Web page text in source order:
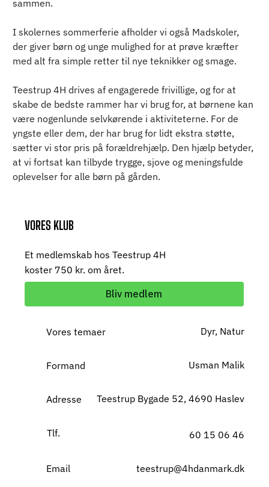
sammen.
I skolernes sommerferie afholder vi også Madskoler,
der giver børn og unge mulighed for at prøve kræfter
med alt fra simple retter til nye teknikker og smage.
Teestrup 4H drives af engagerede frivillige, og for at
skabe de bedste rammer har vi brug for, at børnene kan
være nogenlunde selvkørende i aktiviteterne. For de
yngste eller dem, der har brug for lidt ekstra støtte,
sætter vi stor pris på forældrehjælp. Den hjælp betyder,
at vi fortsat kan tilbyde trygge, sjove og meningsfulde
oplevelser for alle børn på gården.
VORES KLUB
Et medlemskab hos Teestrup 4H
koster 750 kr. om året.
Bliv medlem
Vores temaer Dyr, Natur
Adresse Teestrup Bygade 52, 4690 Haslev
Formand Usman Malik
Tlf. 60 15 06 46
Email teestrup@4hdanmark.dk